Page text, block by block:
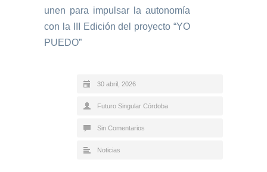
unen para impulsar la autonomía
con la III Edición del proyecto “YO
PUEDO”
30 abril, 2026
Futuro Singular Córdoba
Sin Comentarios
Noticias